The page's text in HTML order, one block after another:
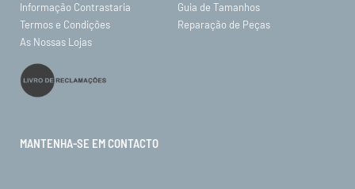
Informação Contrastaria
Guia de Tamanhos
Termos e Condições
Reparação de Peças
As Nossas Lojas
MANTENHA-SE EM CONTACTO